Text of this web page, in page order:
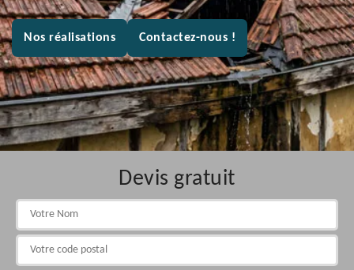
Nos réalisations Contactez-nous !
Devis gratuit